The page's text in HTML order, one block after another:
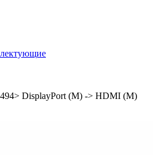
DisplayPort (M) -> HDMI (M)